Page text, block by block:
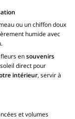
ou un chiffon doux
humide avec
ensouvenirs
direct pour
intérieur, servir à
et volumes